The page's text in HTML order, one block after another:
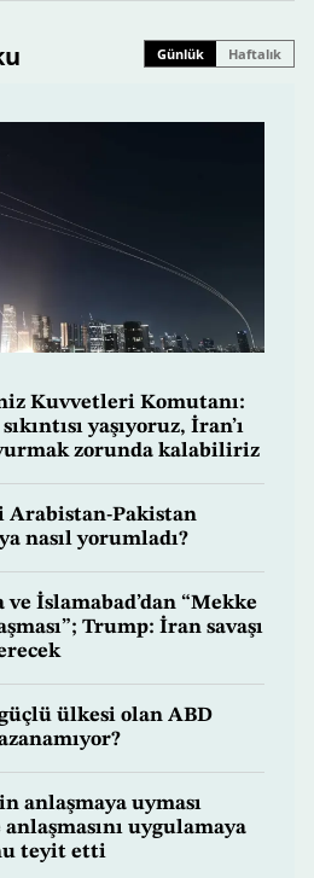
Günlük Haftalık
Kuvvetleri Komutanı:
yaşıyoruz, İran’ı
vurmak zorunda kalabiliriz
Arabistan-Pakistan
nasıl yorumladı?
İslamabad’dan “Mekke
Trump: İran savaşı
ülkesi olan ABD
anlaşmaya uyması
anlaşmasını uygulamaya
teyit etti